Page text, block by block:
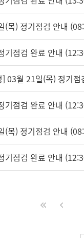
(목) 정기점검 안내
기점검 완료 안내
] 03월 21일(목) 정기
기점검 완료 안내
(목) 정기점검 안내
기점검 완료 안내